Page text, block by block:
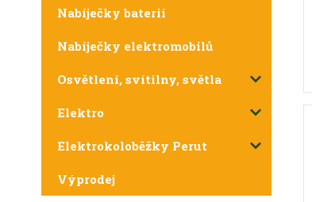
Nabíječky baterií
Nabíječky elektromobilů
Osvětlení, svítilny, světla
Elektro
Elektrokoloběžky Perut
Výprodej